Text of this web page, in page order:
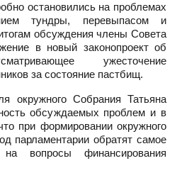
остановились на проблемах
тундры, перевыпасом и
обсуждения члены Совета
в новый законопроект об
ужесточение
за состояние пастбищ.
окружного Собрания Татьяна
обсуждаемых проблем и в
при формировании окружного
парламентарии обратят самое
на вопросы финансирования